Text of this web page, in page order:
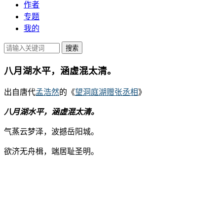
作者
专题
我的
八月湖水平，涵虚混太清。
出自唐代孟浩然的《望洞庭湖赠张丞相》
八月湖水平，涵虚混太清。
气蒸云梦泽，波撼岳阳城。
欲济无舟楫，端居耻圣明。